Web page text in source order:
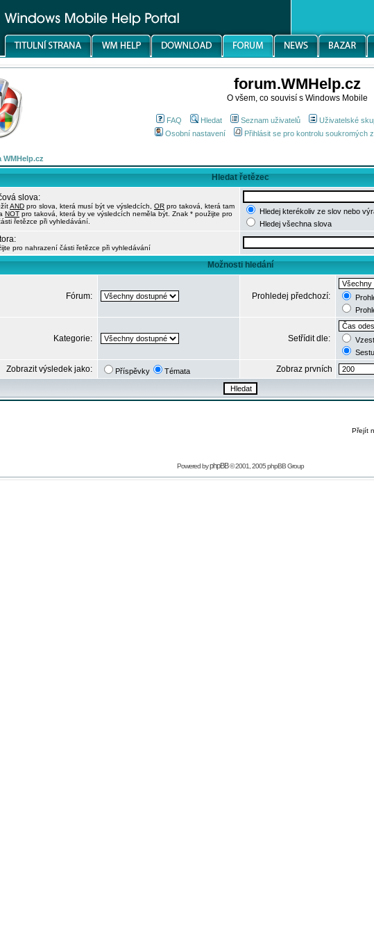
forum.WMHelp.cz
O všem, co souvisí s Windows Mobile
FAQ Hledat Seznam uživatelů Uživatelské
Osobní nastavení
Přihlásit se pro kontrolu soukromých
WMHelp.cz
Hledat řetězec
slova:
AND pro slova, která musí být ve výsledcích, OR pro taková, která tam
NOT pro taková, která by ve výsledcích neměla být. Znak * použijte pro
řetězce při vyhledávání.
Hledej kterékoliv ze slov nebo
Hledej všechna slova
pro nahrazení části řetězce při vyhledávání
Možnosti hledání
Fórum: Prohledej předchozí:
Kategorie: Setřídit dle:
Zobrazit výsledek jako: Příspěvky Témata Zobraz prvních
Přejít
Powered byphpBB© 2001, 2005 phpBB Group